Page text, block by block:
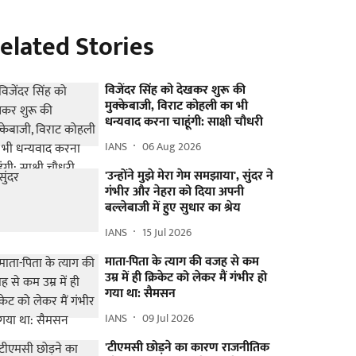
Stories
विजेंदर सिंह को देखकर शुरू की
मुक्केबाजी, विराट कोहली का भी
धन्यवाद करना चाहूंगी: साक्षी चौधरी
IANS 06 Aug 2026
'उन्होंने मुझे मेरा गेम समझाया', सुंदर ने
गंभीर और नेहरा को दिया अपनी
बल्लेबाजी में हुए सुधार का श्रेय
IANS 15 Jul 2026
माता-पिता के त्याग की वजह से कम
उम्र में ही क्रिकेट को लेकर मैं गंभीर हो
गया था: सैमसन
IANS 09 Jul 2026
'टीएमसी छोड़ने का कारण राजनीतिक